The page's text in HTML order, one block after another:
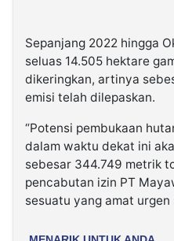
Sepanjang 2022 hingga
seluas 14.505 hektare
dikeringkan, artinya
emisi telah dilepaskan.
“Potensi pembukaan
dalam waktu dekat ini
sebesar 344.749 metrik
pencabutan izin PT
sesuatu yang amat urgen